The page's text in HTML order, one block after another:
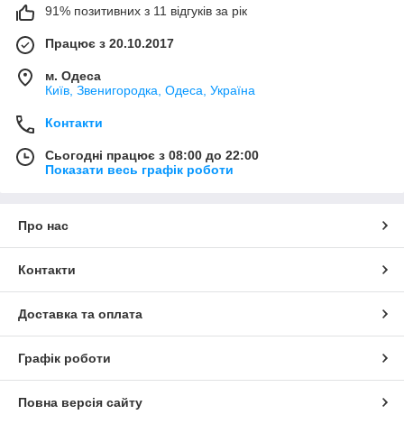
91% позитивних з 11 відгуків за рік
Працює з 20.10.2017
м. Одеса
Київ, Звенигородка, Одеса, Україна
Контакти
Сьогодні працює з 08:00 до 22:00
Показати весь графік роботи
Про нас
Контакти
Доставка та оплата
Графік роботи
Повна версія сайту